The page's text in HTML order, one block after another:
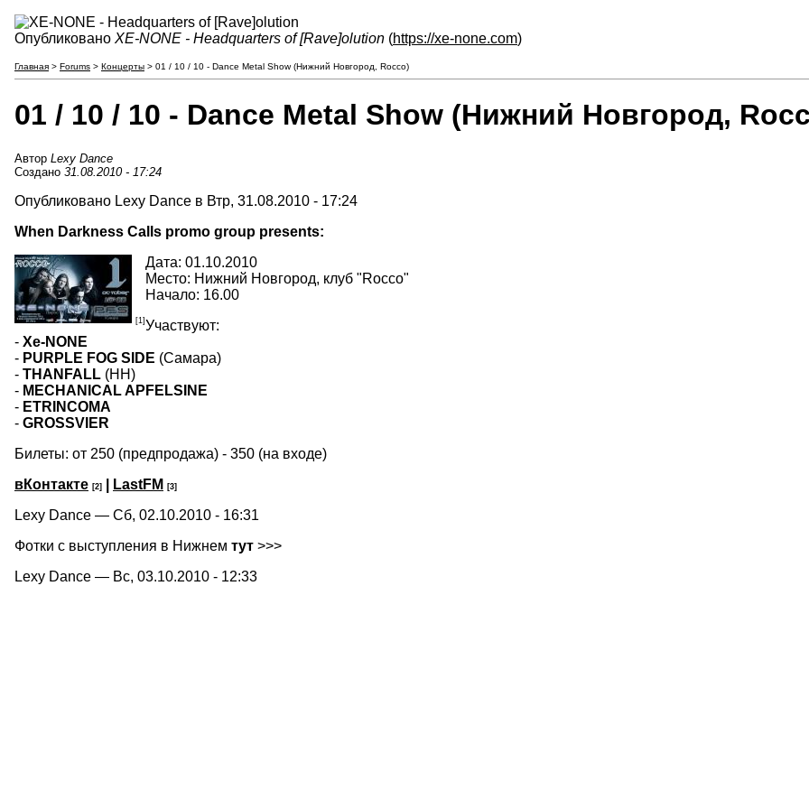
Опубликовано XE-NONE - Headquarters of [Rave]olution (https://xe-none.com)
Главная > Forums > Концерты > 01 / 10 / 10 - Dance Metal Show (Нижний Новгород, Rocco)
01 / 10 / 10 - Dance Metal Show (Нижний Новгород,
Автор Lexy Dance
Создано 31.08.2010 - 17:24
Опубликовано Lexy Dance в Втр, 31.08.2010 - 17:24
When Darkness Calls promo group presents:
[1]
Дата: 01.10.2010
Место: Нижний Новгород, клуб "Rocco"
Начало: 16.00
Участвуют:
- Xe-NONE
- PURPLE FOG SIDE (Самара)
- THANFALL (НН)
- MECHANICAL APFELSINE
- ETRINCOMA
- GROSSVIER
Билеты: от 250 (предпродажа) - 350 (на входе)
вКонтакте [2] LastFM [3]
Lexy Dance — Сб, 02.10.2010 - 16:31
Фотки с выступления в Нижнем тут >>>
Lexy Dance — Вс, 03.10.2010 - 12:33